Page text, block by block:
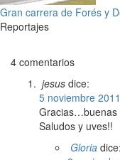
Gran carrera de Forés y
Reportajes
4 comentarios
jesus dice:
5 noviembre
Gracias…buenas
Saludos y uves!!
Gloria dice: